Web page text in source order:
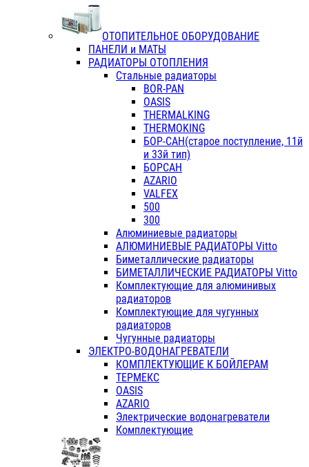
ОТОПИТЕЛЬНОЕ ОБОРУДОВАНИЕ
ПАНЕЛИ и МАТЫ
РАДИАТОРЫ ОТОПЛЕНИЯ
Стальные радиаторы
BOR-PAN
OASIS
THERMALKING
THERMOKING
БОР-САН(старое поступление, 11й
и 33й тип)
БОРСАН
AZARIO
VALFEX
500
300
Алюминиевые радиаторы
АЛЮМИНИЕВЫЕ РАДИАТОРЫ Vitto
Биметаллические радиаторы
БИМЕТАЛЛИЧЕСКИЕ РАДИАТОРЫ Vitto
Комплектующие для алюминивых
радиаторов
Комплектующие для чугунных
радиаторов
Чугунные радиаторы
ЭЛЕКТРО-ВОДОНАГРЕВАТЕЛИ
КОМПЛЕКТУЮЩИЕ К БОЙЛЕРАМ
ТЕРМЕКС
OASIS
AZARIO
Электрические водонагреватели
Комплектующие